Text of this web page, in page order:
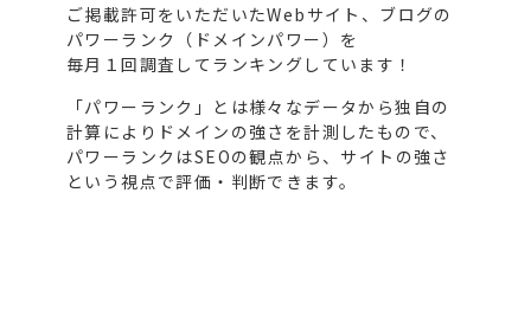
ご掲載許可をいただいたWebサイト、ブログの
パワーランク（ドメインパワー）を
毎月１回調査してランキングしています！
「パワーランク」とは様々なデータから独自の
計算によりドメインの強さを計測したもので、
パワーランクはSEOの観点から、サイトの強さ
という視点で評価・判断できます。